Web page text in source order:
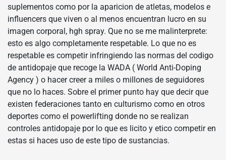
suplementos como por la aparicion de atletas, modelos e
influencers que viven o al menos encuentran lucro en su
imagen corporal, hgh spray. Que no se me malinterprete:
esto es algo completamente respetable. Lo que no es
respetable es competir infringiendo las normas del codigo
de antidopaje que recoge la WADA ( World Anti-Doping
Agency ) o hacer creer a miles o millones de seguidores
que no lo haces. Sobre el primer punto hay que decir que
existen federaciones tanto en culturismo como en otros
deportes como el powerlifting donde no se realizan
controles antidopaje por lo que es licito y etico competir en
estas si haces uso de este tipo de sustancias.